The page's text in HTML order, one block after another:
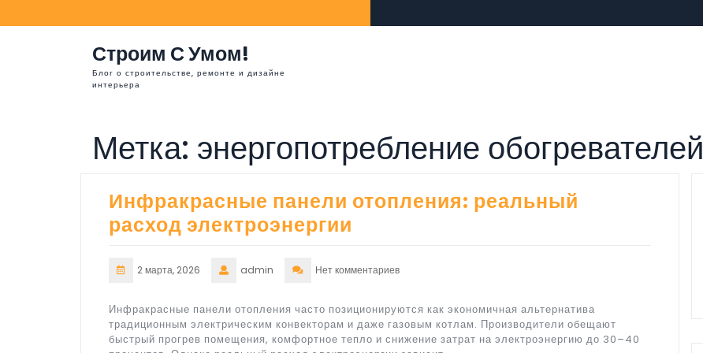
к
Строим С Умом!
Блог о строительстве, ремонте и дизайне
интерьера
Метка: энергопотребление обогревателей
Инфракрасные панели отопления: реальный
расход электроэнергии
2 марта, 2026 admin Нет комментариев
Инфракрасные панели отопления часто позиционируются как экономичная альтернатива
традиционным электрическим конвекторам и даже газовым котлам. Производители обещают
быстрый прогрев помещения, комфортное тепло и снижение затрат на электроэнергию до 30–40